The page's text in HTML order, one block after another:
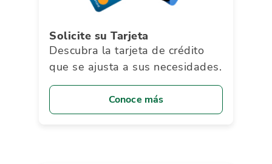
Solicite su Tarjeta
Descubra la tarjeta de crédito
que se ajusta a sus necesidades.
Conoce más